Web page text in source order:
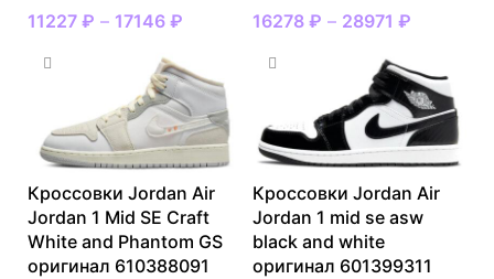
11227 ₽ – 17146 ₽ 16278 ₽ – 28971 ₽
Кроссовки Jordan Air
Jordan 1 Mid SE Craft
White and Phantom GS
оригинал 610388091
Кроссовки Jordan Air
Jordan 1 mid se asw
black and white
оригинал 601399311